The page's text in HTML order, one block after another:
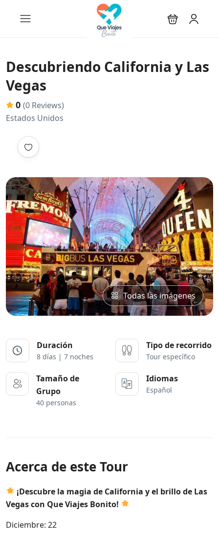
Descubriendo California y Las
Vegas
0 (0 Reviews)
Estados Unidos
Todas las imágenes
Duración
8 días | 7 noches
Tipo de recorrido
Tour específico
Tamaño de
Grupo
40 personas
Idiomas
Español
Acerca de este Tour
¡Descubre la magia de California y el brillo de Las
Vegas con Que Viajes Bonito!
Diciembre: 22